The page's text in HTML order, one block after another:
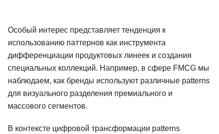
Особый интерес представляет тенденция к
использованию паттернов как инструмента
дифференциации продуктовых линеек и создания
специальных коллекций. Например, в сфере FMCG мы
наблюдаем, как бренды используют различные patterns
для визуального разделения премиального и
массового сегментов.
В контексте цифровой трансформации patterns